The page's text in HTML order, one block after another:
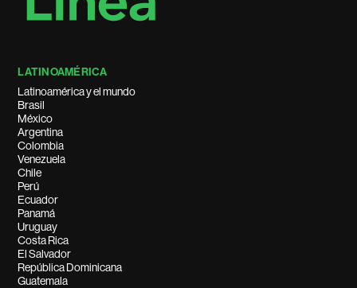
LATINOAMÉRICA
Latinoamérica y el mundo
Brasil
México
Argentina
Colombia
Venezuela
Chile
Perú
Ecuador
Panamá
Uruguay
Costa Rica
El Salvador
República Dominicana
Guatemala